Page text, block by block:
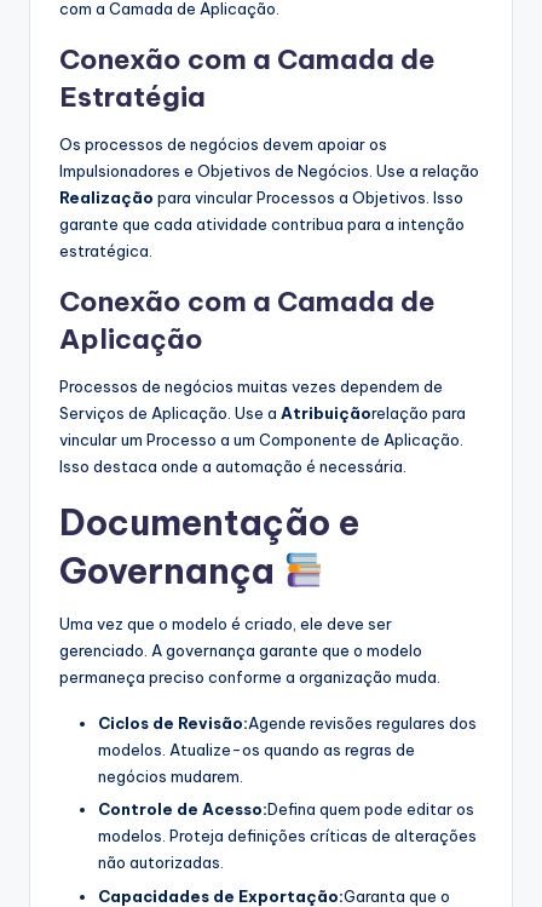
com a Camada de Aplicação.
Conexão com a Camada de
Estratégia
Os processos de negócios devem apoiar os
Impulsionadores e Objetivos de Negócios. Use a relação
Realização para vincular Processos a Objetivos. Isso
garante que cada atividade contribua para a intenção
estratégica.
Conexão com a Camada de
Aplicação
Processos de negócios muitas vezes dependem de
Serviços de Aplicação. Use a Atribuiçãorelação para
vincular um Processo a um Componente de Aplicação.
Isso destaca onde a automação é necessária.
Documentação e
Governança
Uma vez que o modelo é criado, ele deve ser
gerenciado. A governança garante que o modelo
permaneça preciso conforme a organização muda.
Ciclos de Revisão:Agende revisões regulares dos
modelos. Atualize-os quando as regras de
negócios mudarem.
Controle de Acesso:Defina quem pode editar os
modelos. Proteja definições críticas de alterações
não autorizadas.
Capacidades de Exportação:Garanta que o